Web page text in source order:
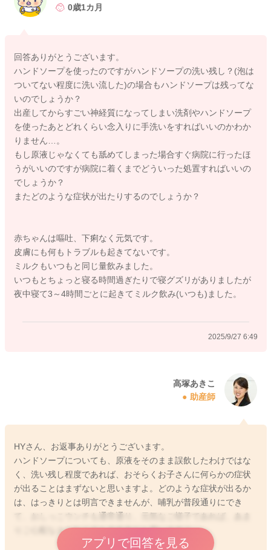
そのままお子さんのお肌に触れてしまったわけではないので、
2025/9/27 4:32
0歳1カ月
回答ありがとうございます。
ハンドソープを使ったのですがハンドソープの洗い残し？(泡は
ついてない程度に洗い流した)の場合もハンドソープは残ってな
いのでしょうか？
出産してからすごい神経質になってしまい洗剤やハンドソープ
を使ったあとどれくらい念入りに手洗いをすればいいのかわか
りません…。
もし原液じゃなくても舐めてしまった場合すぐ病院に行ったほ
うがいいのですが病院に着くまでどういった処置すればいいの
でしょうか？
またどのような症状が出たりするのでしょうか？
赤ちゃんは嘔吐、下痢なく元気です。
皮膚にも何もトラブルも起きてないです。
ミルクもいつもと同じ量飲みました。
いつもとちょっと寝る時間過ぎたりで寝グズリがありましたが
夜中寝て3～4時間ごとに起きてミルク飲み(いつも)ました。
2025/9/27 6:49
高塚あきこ
助産師
HYさん、お返事ありがとうございます。
ハンドソープについても、原液をそのまま誤飲したわけではな
く、洗い残し程度であれば、おそらくお子さんに何らかの症状
が出ることはまずないと思いますよ。どのような症状が出るか
は、はっきりとは明言できませんが、哺乳が普段通りにでき
て、おしっこウンチも通常通り、元気なご様子であれば、あま
りご心配なさらなくても大丈夫だと思いますよ。
アプリで回答を見る